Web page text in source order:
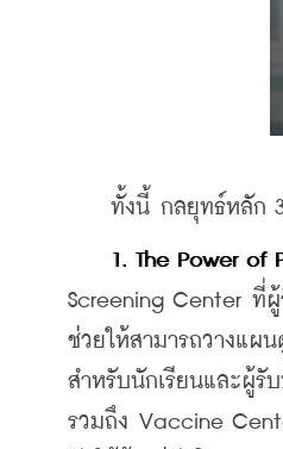
ทั้งนี้ กลยุทธ์หลัก 3
1. The Power of
Screening Center ที่ผู้
ช่วยให้สามารถวางแผ
สำหรับนักเรียนและผู้รั
รวมถึง Vaccine